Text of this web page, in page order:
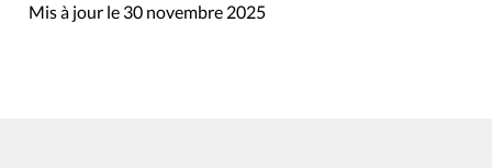
Mis à jour le 30 novembre 2025